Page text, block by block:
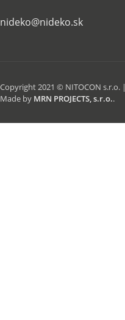
nideko@nideko.sk
Copyright 2021 © NITOCON s.r.o. |
Made by MRN PROJECTS, s.r.o..